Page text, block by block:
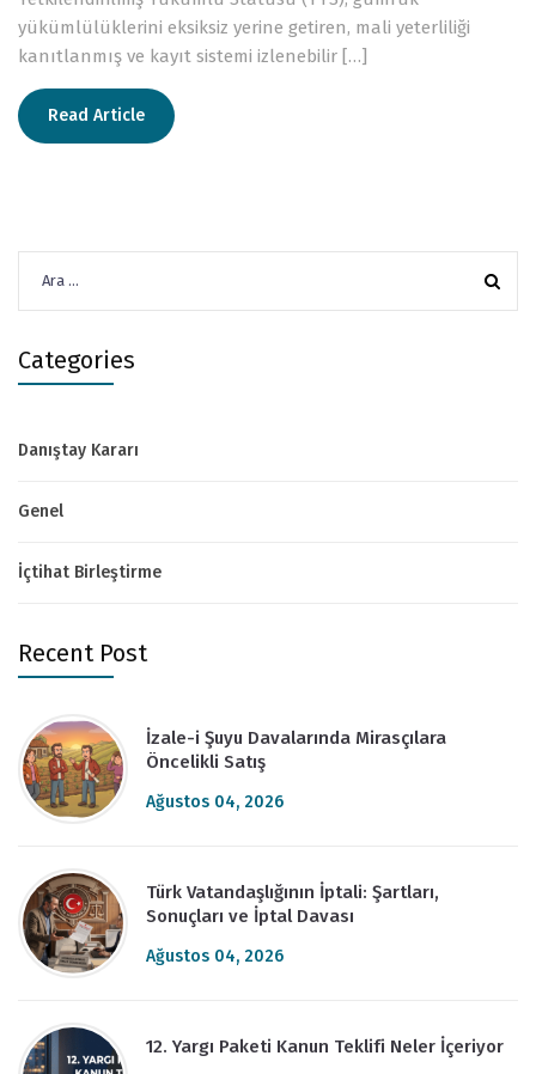
yükümlülüklerini eksiksiz yerine getiren, mali yeterliliği
kanıtlanmış ve kayıt sistemi izlenebilir […]
Read Article
Categories
Danıştay Kararı
Genel
İçtihat Birleştirme
Recent Post
İzale-i Şuyu Davalarında Mirasçılara
Öncelikli Satış
Ağustos 04, 2026
Türk Vatandaşlığının İptali: Şartları,
Sonuçları ve İptal Davası
Ağustos 04, 2026
12. Yargı Paketi Kanun Teklifi Neler İçeriyor